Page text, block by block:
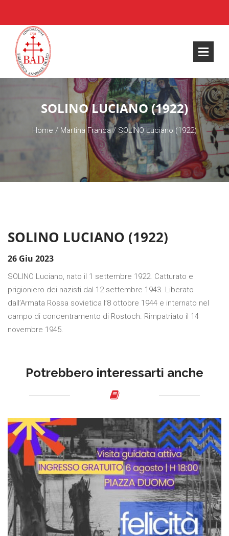
SOLINO LUCIANO (1922)
Home / Martina Franca/ SOLINO Luciano (1922)
SOLINO LUCIANO (1922)
26 Giu 2023
SOLINO Luciano, nato il 1 settembre 1922. Catturato e
prigioniero dei nazisti dal 12 settembre 1943. Liberato
dall’Armata Rossa sovietica l’8 ottobre 1944 e internato nel
campo di concentramento di Rostoch. Rimpatriato il 14
novembre 1945.
Potrebbero interessarti anche